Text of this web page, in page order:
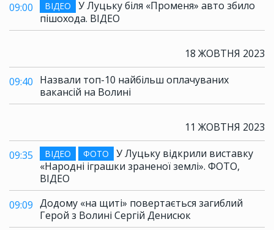
09:00 ВІДЕО
У Луцьку біля «Променя» авто збило
пішохода. ВІДЕО
18 ЖОВТНЯ 2023
09:40 Назвали топ-10 найбільш оплачуваних
вакансій на Волині
11 ЖОВТНЯ 2023
09:35 ВІДЕО ФОТО
У Луцьку відкрили виставку
«Народні іграшки зраненої землі». ФОТО,
ВІДЕО
09:09 Додому «на щиті» повертається загиблий
Герой з Волині Сергій Денисюк